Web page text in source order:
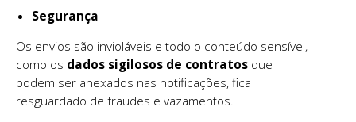
Segurança
Os envios são invioláveis e todo o conteúdo sensível,
como os dados sigilosos de contratos que
podem ser anexados nas notificações, fica
resguardado de fraudes e vazamentos.